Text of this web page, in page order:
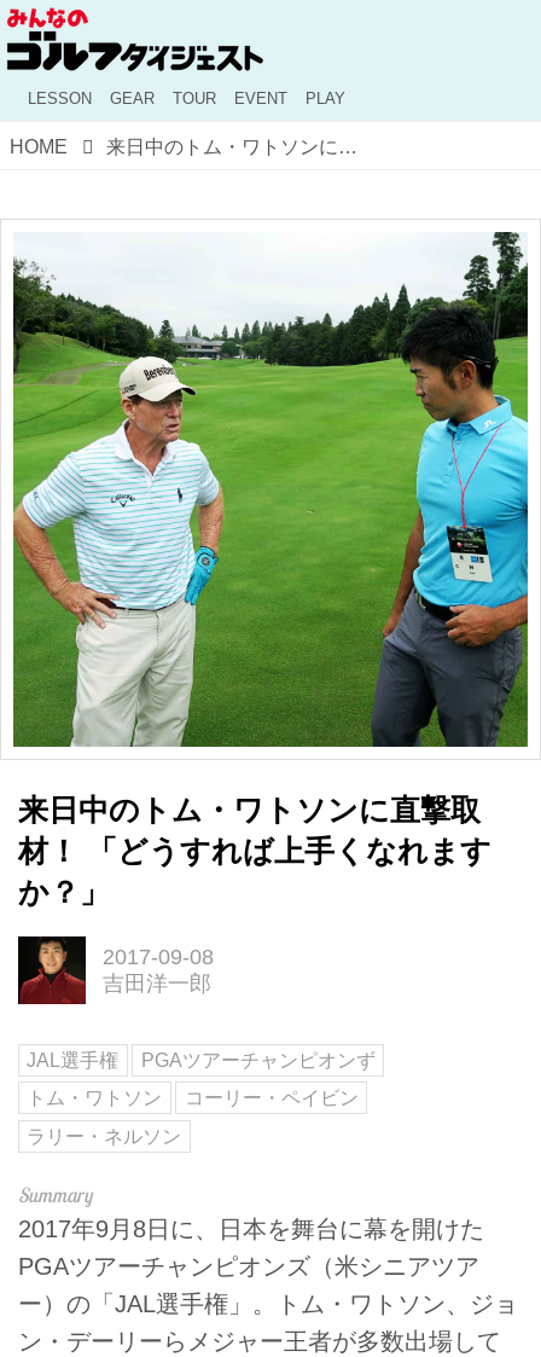
LESSON GEAR TOUR EVENT PLAY
HOME 来日中のトム・ワトソンに直撃取材！ 「どうすれば上手くなれますか？」
来日中のトム・ワトソンに直撃取
材！ 「どうすれば上手くなれます
か？」
2017-09-08
吉田洋一郎
JAL選手権
PGAツアーチャンピオンず
トム・ワトソン
コーリー・ペイビン
ラリー・ネルソン
2017年9月8日に、日本を舞台に幕を開けた
PGAツアーチャンピオンズ（米シニアツア
ー）の「JAL選手権」。トム・ワトソン、ジョ
ン・デーリーらメジャー王者が多数出場して